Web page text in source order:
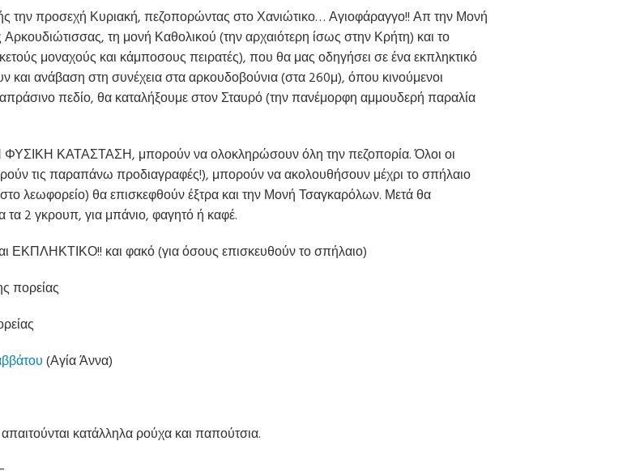
την προσεχή Κυριακή, πεζοπορώντας στο Χανιώτικο… Αγιοφάραγγο!! Απ την Μονή
τη μονή Καθολικού (την αρχαιότερη ίσως στην Κρήτη) και το
μοναχούς και κάμποσους πειρατές), που θα μας οδηγήσει σε ένα εκπληκτικό
ανάβαση στη συνέχεια στα αρκουδοβούνια (στα 260μ), όπου κινούμενοι
πεδίο, θα καταλήξουμε στον Σταυρό (την πανέμορφη αμμουδερή παραλία
ΚΑΤΑΣΤΑΣΗ, μπορούν να ολοκληρώσουν όλη την πεζοπορία. Όλοι οι
τις παραπάνω προδιαγραφές!), μπορούν να ακολουθήσουν μέχρι το σπήλαιο
λεωφορείο) θα επισκεφθούν έξτρα και την Μονή Τσαγκαρόλων. Μετά θα
τα 2 γκρουπ, για μπάνιο, φαγητό ή καφέ.
ΕΚΠΛΗΚΤΙΚΟ!! και φακό (για όσους επισκευθούν το σπήλαιο)
πορείας
(Αγία Άννα)
κατάλληλα ρούχα και παπούτσια.